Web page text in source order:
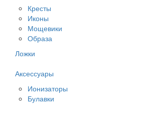
Кресты
Иконы
Мощевики
Образа
Ложки
Аксессуары
Ионизаторы
Булавки